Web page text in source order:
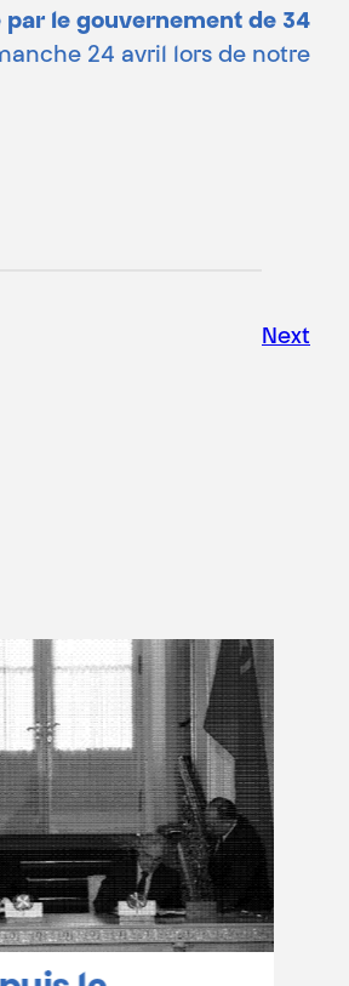
le gouvernement de 34
24 avril lors de notre
Next